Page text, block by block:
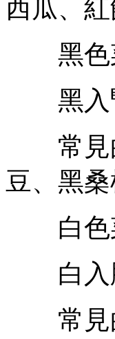
西瓜、
黑色
黑入腎
常見的
豆、黑
白色
白入肺
常見的